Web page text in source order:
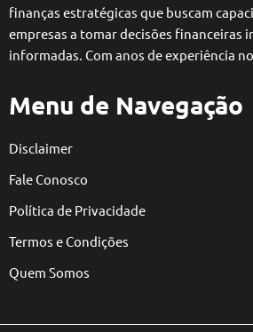
finanças estratégicas que buscam
empresas a tomar decisões financeiras
informadas. Com anos de experiência
Menu de Navegação
Disclaimer
Fale Conosco
Política de Privacidade
Termos e Condições
Quem Somos